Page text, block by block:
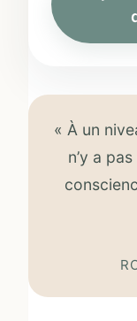
« À un
n’y a